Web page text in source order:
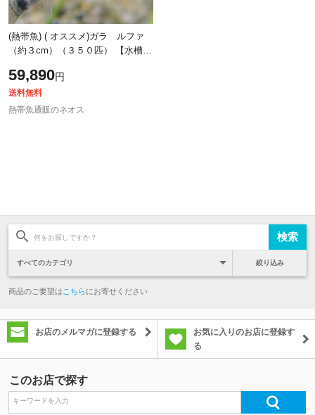
(熱帯魚) ( オススメ)ガラ ルファ
（約３cm）（３５０匹） 【水槽/
販/販売】【アクアリウム/あくあ
59,890円
送料無料
熱帯魚通販のネオス
絞り込み
商品のご要望は こちらにお寄せください
お店のメルマガに登録する
お気に入りのお店に登録す
る
このお店で探す